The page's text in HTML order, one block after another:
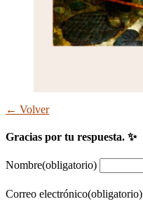
← Volver
Gracias por tu respuesta. ✨
Nombre(obligatorio)
Correo electrónico(obligatorio)